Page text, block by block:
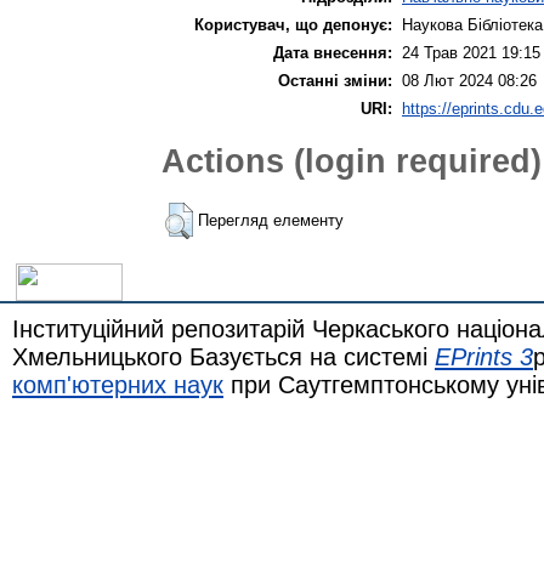
Користувач, що депонує:
Наукова Бібліотека
Дата внесення:
24 Трав 2021 19:15
Останні зміни: 08 Лют 2024 08:26
URI: https://
Actions (login required)
Перегляд елементу
Інституційний репозитарій Черкаського
Хмельницького Базується на системі EPrints 3
комп'ютерних наук при Саутгемптонському